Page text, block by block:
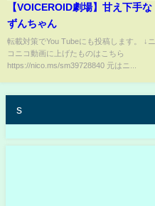
【VOICEROID劇場】甘え下手な
ずんちゃん
転載対策でYou Tubeにも投稿します。 ↓ニ
コニコ動画に上げたものはこちら
https://nico.ms/sm39728840 元はニ...
s